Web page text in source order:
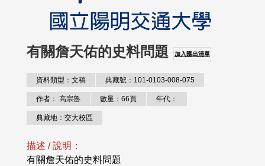
有關詹天佑的史料問題 加入匯出清單
資料類型：文稿 典藏號：101-0103-008-075
作者： 高宗魯 數量：66頁 年代：
典藏地：交大校區
描述 / 說明：
有關詹天佑的史料問題